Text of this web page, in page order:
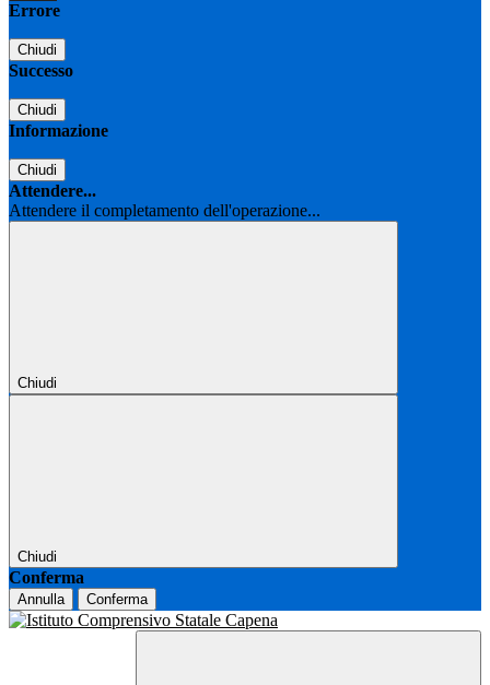
Errore
Chiudi
Successo
Chiudi
Informazione
Chiudi
Attendere...
Attendere il completamento dell'operazione...
Chiudi
Chiudi
Conferma
Annulla Conferma